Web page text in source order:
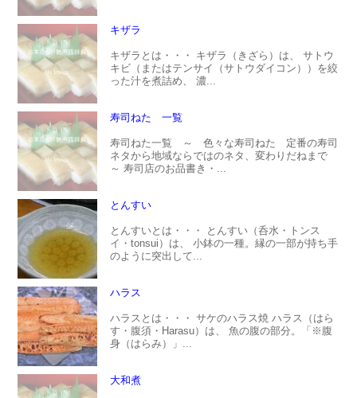
キザラ
キザラとは・・・ キザラ（きざら）は、 サトウ
キビ（またはテンサイ（サトウダイコン））を絞
った汁を煮詰め、 濃...
寿司ねた 一覧
寿司ねた一覧 ～ 色々な寿司ねた 定番の寿司
ネタから地域ならではのネタ、変わりだねまで
～ 寿司店のお品書き・...
とんすい
とんすいとは・・・ とんすい（呑水・トンス
イ・tonsui）は、 小鉢の一種。縁の一部が持ち手
のように突出して...
ハラス
ハラスとは・・・ サケのハラス焼 ハラス（はら
す・腹須・Harasu）は、 魚の腹の部分。「※腹
身（はらみ）」...
大和煮